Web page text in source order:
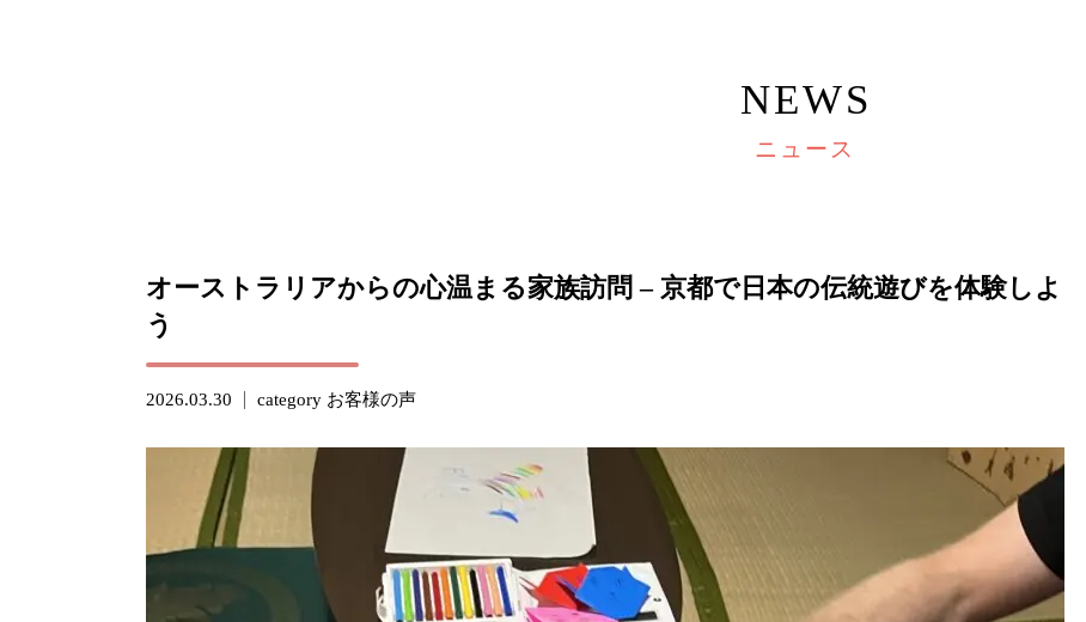
NEWS
ニュース
オーストラリアからの心温まる家族訪問 – 京都で日本の伝統遊びを体験しよ
う
2026.03.30 category お客様の声